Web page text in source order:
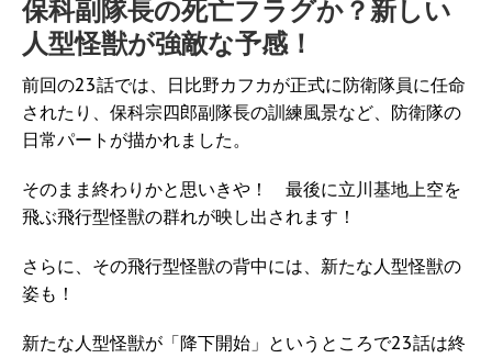
保科副隊長の死亡フラグか？新しい
人型怪獣が強敵な予感！
前回の23話では、日比野カフカが正式に防衛隊員に任命
されたり、保科宗四郎副隊長の訓練風景など、防衛隊の
日常パートが描かれました。
そのまま終わりかと思いきや！ 最後に立川基地上空を
飛ぶ飛行型怪獣の群れが映し出されます！
さらに、その飛行型怪獣の背中には、新たな人型怪獣の
姿も！
新たな人型怪獣が「降下開始」というところで23話は終